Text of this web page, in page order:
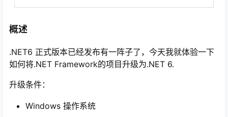
概述
.NET6 正式版本已经发布有一阵子了，今天我就体验一下
如何将.NET Framework的项目升级为.NET 6.
升级条件：
Windows 操作系统